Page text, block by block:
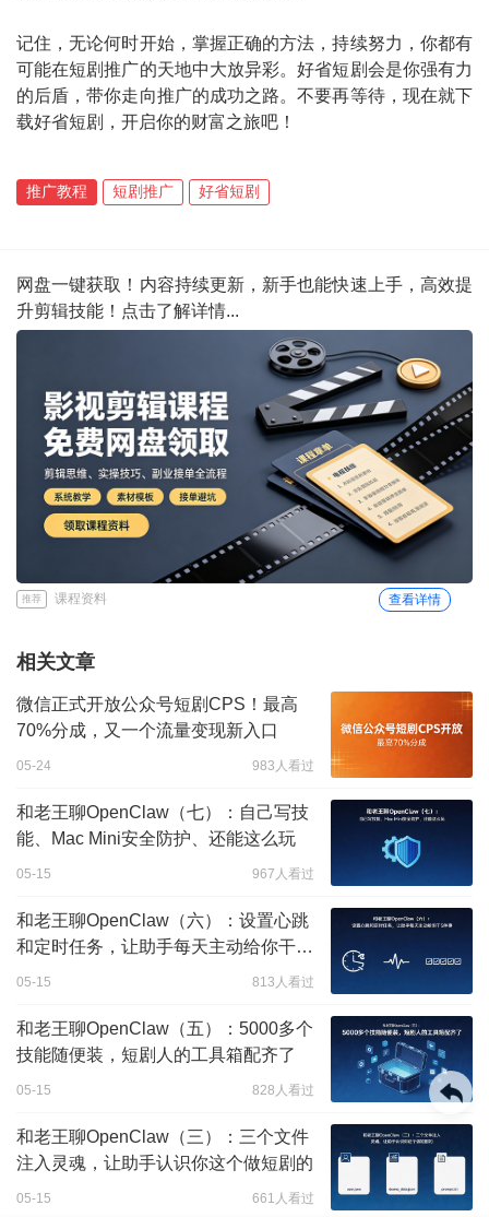
记住，无论何时开始，掌握正确的方法，持续努力，你都有
可能在短剧推广的天地中大放异彩。好省短剧会是你强有力
的后盾，带你走向推广的成功之路。不要再等待，现在就下
载好省短剧，开启你的财富之旅吧！
推广教程 短剧推广 好省短剧
网盘一键获取！内容持续更新，新手也能快速上手，高效提
升剪辑技能！点击了解详情...
推荐 课程资料 查看详情
相关文章
微信正式开放公众号短剧CPS！最高
70%分成，又一个流量变现新入口
05-24 983人看过
和老王聊OpenClaw（七）：自己写技
能、Mac Mini安全防护、还能这么玩
05-15 967人看过
和老王聊OpenClaw（六）：设置心跳
和定时任务，让助手每天主动给你干5
件事
05-15 813人看过
和老王聊OpenClaw（五）：5000多个
技能随便装，短剧人的工具箱配齐了
05-15 828人看过
和老王聊OpenClaw（三）：三个文件
注入灵魂，让助手认识你这个做短剧的
05-15 661人看过